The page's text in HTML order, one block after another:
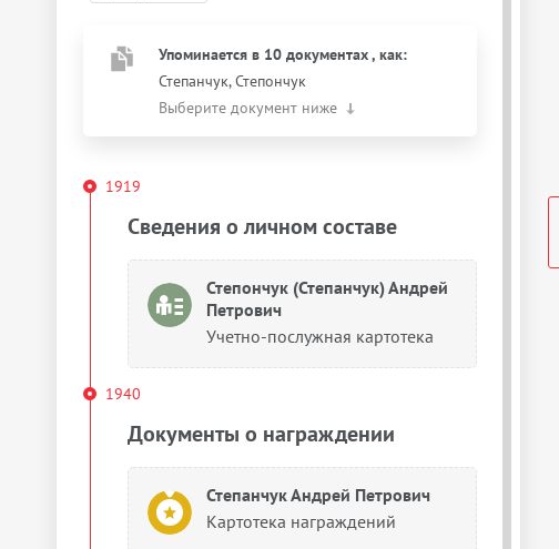
Упоминается в 10 документах, как:
Степанчук, Степончук
Выберите документ ниже
1919
Сведения о личном составе
Степончук (Степанчук) Андрей
Петрович
Учетно-послужная картотека
1940
Документы о награждении
Степанчук Андрей Петрович
Картотека награждений